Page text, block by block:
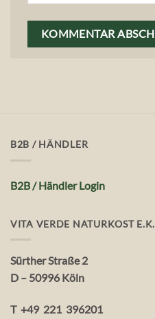
B2B / HÄNDLER
B2B / Händler Login
VITA VERDE NATURKOST E.K.
Sürther Straße 2
D – 50996 Köln
T +49 221 396201